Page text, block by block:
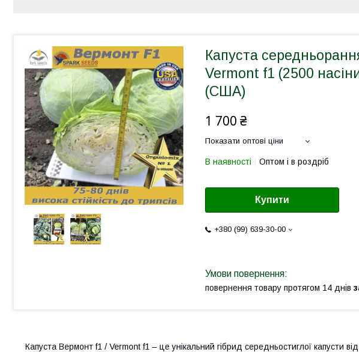
Капуста
Vermont f1 (2500
(США)
1 700 ₴
Показати оптові ціни
В наявності Оптом і в роздріб
Купити
+380 (99) 639-30-00
повернення товару протягом 14 днів
Капуста Вермонт f1 / Vermont f1 – це унікальний гібрид середньостиглої капусти